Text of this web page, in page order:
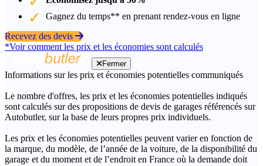
Gagnez du temps** en prenant rendez-vous en ligne
Recevez des devis
*Voir comment les prix et les économies sont calculés
Fermer
Informations sur les prix et économies potentielles communiqués
Le nombre d'offres, les prix et les économies potentielles indiqués
sont calculés sur des propositions de devis de garages référencés sur
Autobutler, sur la base de leurs propres prix individuels.
Les prix et les économies potentielles peuvent varier en fonction de
la marque, du modèle, de l’année de la voiture, de la disponibilité du
garage et du moment et de l’endroit en France où la demande doit